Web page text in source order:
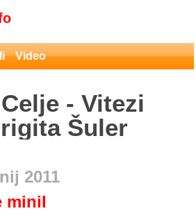
Video
- Vitezi
Šuler
2011
minil